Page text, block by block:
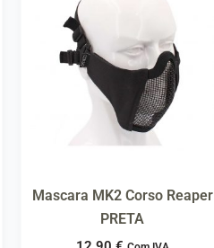
Mascara MK2 Corso Reaper
PRETA